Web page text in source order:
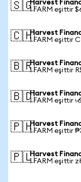
🇸🇬Harvest
1 FARM eşittir
🇨🇭Harvest
1 FARM eşittir
🇧🇷Harvest
1 FARM eşittir
🇧🇩Harvest
1 FARM eşittir
🇵🇭Harvest
1 FARM eşittir
🇵🇱Harvest
1 FARM eşittir